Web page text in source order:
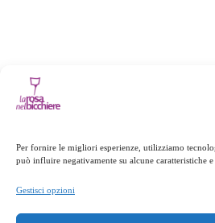
Per fornire le migliori esperienze, utilizziamo
può influire negativamente su alcune caratteristiche
Gestisci opzioni